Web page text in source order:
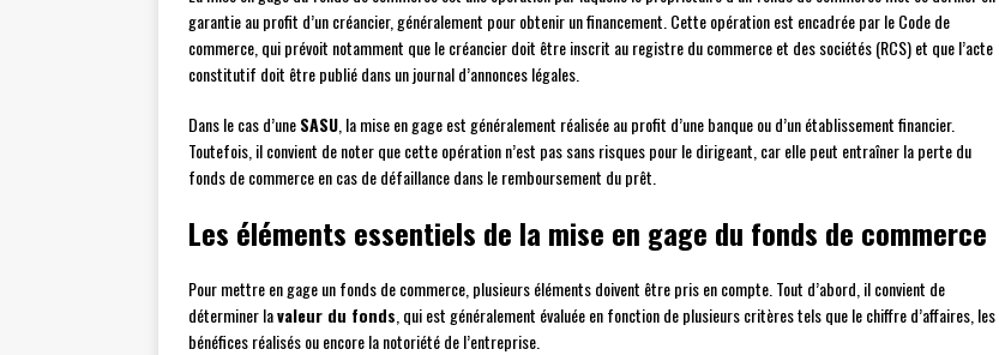
garantie au profit d’un créancier, généralement pour obtenir un financement. Cette opération est encadrée par le Code de
commerce, qui prévoit notamment que le créancier doit être inscrit au registre du commerce et des sociétés (RCS) et que l’acte
constitutif doit être publié dans un journal d’annonces légales.
Dans le cas d’uneSASU , la mise en gage est généralement réalisée au profit d’une banque ou d’un établissement financier.
Toutefois, il convient de noter que cette opération n’est pas sans risques pour le dirigeant, car elle peut entraîner la perte du
fonds de commerce en cas de défaillance dans le remboursement du prêt.
Les éléments essentiels de la mise en gage du fonds de commerce
Pour mettre en gage un fonds de commerce, plusieurs éléments doivent être pris en compte. Tout d’abord, il convient de
déterminer lavaleur du fonds , qui est généralement évaluée en fonction de plusieurs critères tels que le chiffre d’affaires, les
bénéfices réalisés ou encore la notoriété de l’entreprise.